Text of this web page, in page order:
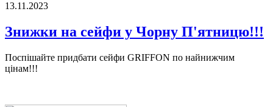
13.11.2023
Знижки на сейфи у Чорну П'ятницю!!!
Поспішайте придбати сейфи GRIFFON по найнижчим
цінам!!!